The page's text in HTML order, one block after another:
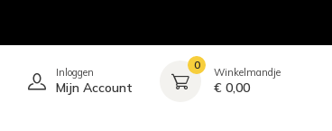
Inloggen
Mijn Account
0
Winkelmandje
€ 0,00